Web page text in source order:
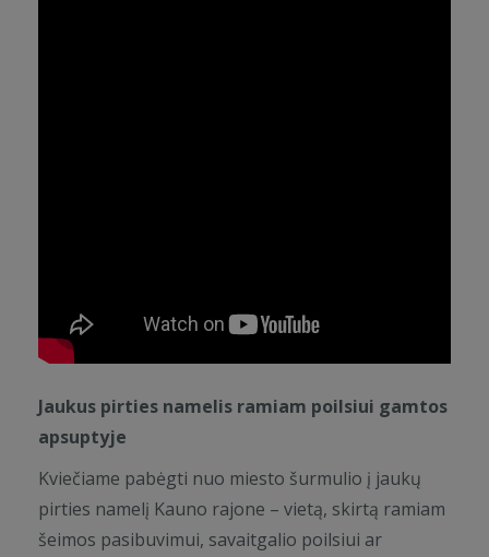
Jaukus pirties namelis ramiam poilsiui gamtos
apsuptyje
Kviečiame pabėgti nuo miesto šurmulio į jaukų
pirties namelį Kauno rajone – vietą, skirtą ramiam
šeimos pasibuvimui, savaitgalio poilsiui ar